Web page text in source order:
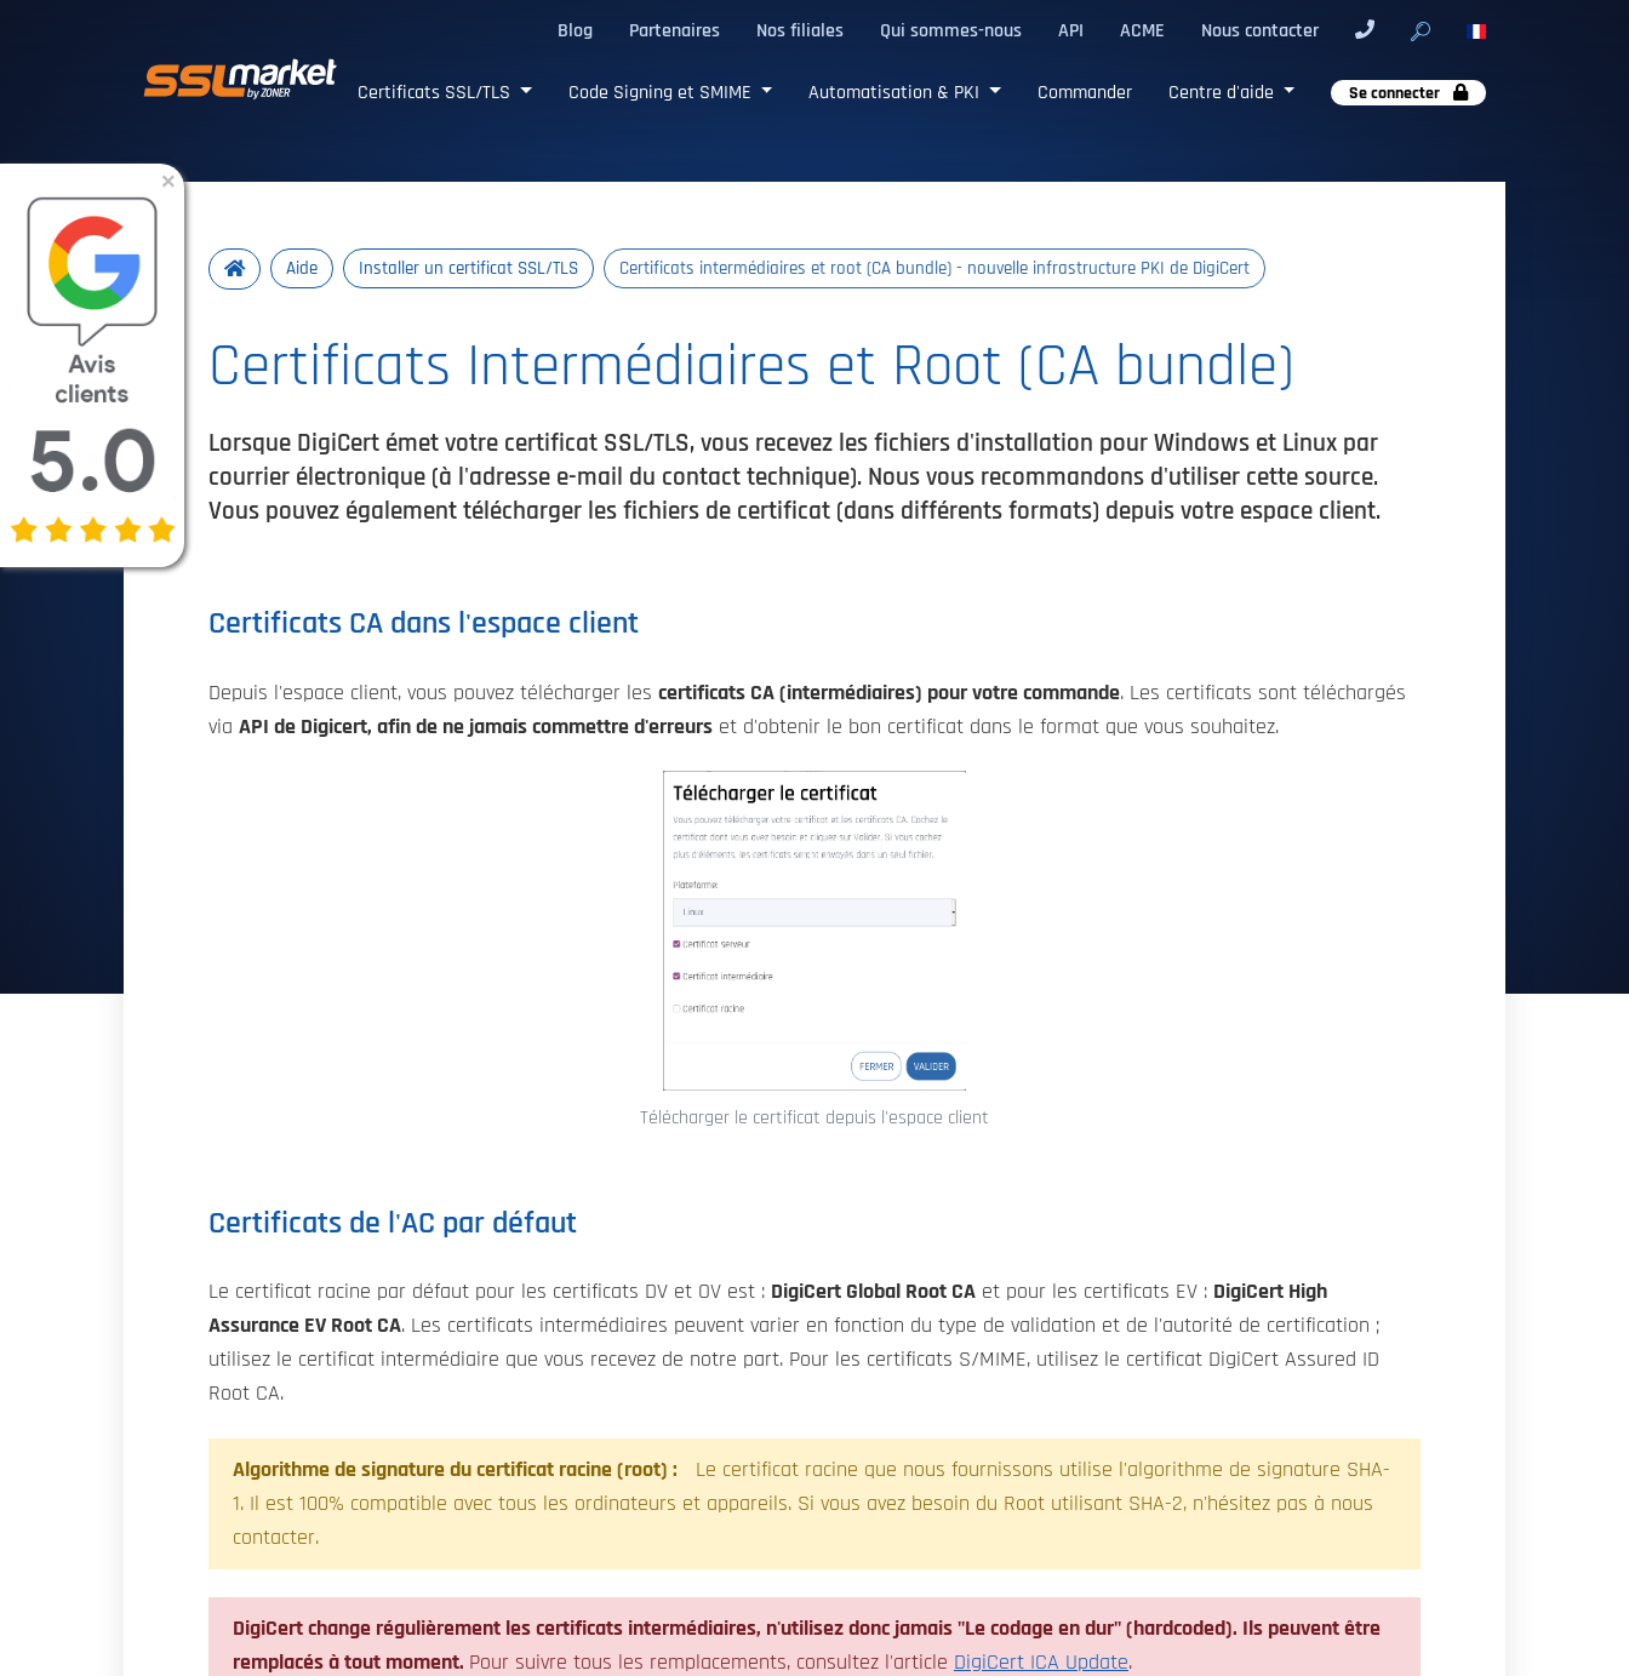
Blog Partenaires Nos filiales Qui sommes-nous API ACME Nous contacter
Certificats SSL/TLS Code Signing et SMIME Automatisation & PKI Commander Centre d'aide Se connecter
Aide Installer un certificat SSL/TLS Certificats intermédiaires et root (CA bundle) - nouvelle infrastructure PKI de DigiCert
Certificats Intermédiaires et Root (CA bundle)
Lorsque DigiCert émet votre certificat SSL/TLS, vous recevez les fichiers d'installation pour Windows et Linux par
courrier électronique (à l'adresse e-mail du contact technique). Nous vous recommandons d'utiliser cette source.
Vous pouvez également télécharger les fichiers de certificat (dans différents formats) depuis votre espace client.
Certificats CA dans l'espace client
Depuis l'espace client, vous pouvez télécharger les certificats CA (intermédiaires) pour votre commande. Les certificats sont téléchargés
via API de Digicert, afin de ne jamais commettre d'erreurs et d'obtenir le bon certificat dans le format que vous souhaitez.
Télécharger le certificat depuis l'espace client
Certificats de l'AC par défaut
Le certificat racine par défaut pour les certificats DV et OV est : DigiCert Global Root CA et pour les certificats EV : DigiCert High
Assurance EV Root CA. Les certificats intermédiaires peuvent varier en fonction du type de validation et de l'autorité de certification ;
utilisez le certificat intermédiaire que vous recevez de notre part. Pour les certificats S/MIME, utilisez le certificat DigiCert Assured ID
Root CA.
Algorithme de signature du certificat racine (root) : Le certificat racine que nous fournissons utilise l'algorithme de signature SHA-
1. Il est 100% compatible avec tous les ordinateurs et appareils. Si vous avez besoin du Root utilisant SHA-2, n'hésitez pas à nous
contacter.
DigiCert change régulièrement les certificats intermédiaires, n'utilisez donc jamais "Le codage en dur" (hardcoded). Ils peuvent être
remplacés à tout moment. Pour suivre tous les remplacements, consultez l'article DigiCert ICA Update.
×